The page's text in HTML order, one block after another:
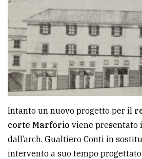
Intanto un nuovo progetto per il
corte Marforio viene presentato
dall’arch. Gualtiero Conti in
intervento a suo tempo